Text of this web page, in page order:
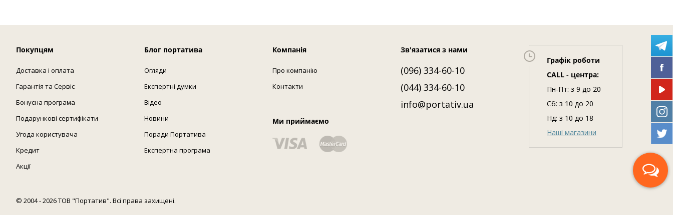
Покупцям
Доставка і оплата
Гарантія та Сервіс
Бонусна програма
Подарункові сертифікати
Угода користувача
Кредит
Акції
Блог портатива
Огляди
Експертні думки
Відео
Новини
Поради Портатива
Експертна програма
Компанія
Про компанію
Контакти
Ми приймаємо
Зв'язатися з нами
(096) 334-60-10
(044) 334-60-10
info@portativ.ua
Графік роботи
CALL - центра:
Пн-Пт: з 9 до 20
Сб: з 10 до 20
Нд: з 10 до 18
Наші магазини
© 2004 - 2026 ТОВ "Портатив". Всі права захищені.